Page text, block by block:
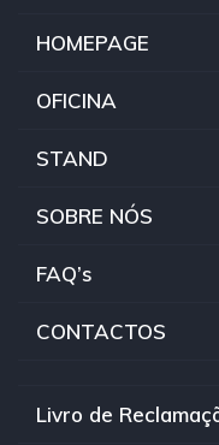
HOMEPAGE
OFICINA
STAND
SOBRE NÓS
FAQ’s
CONTACTOS
Livro de